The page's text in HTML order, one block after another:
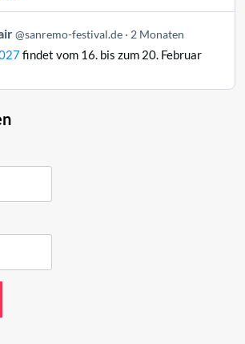
@sanremo-festival.de 2 Monaten
findet vom 16. bis zum 20. Februar